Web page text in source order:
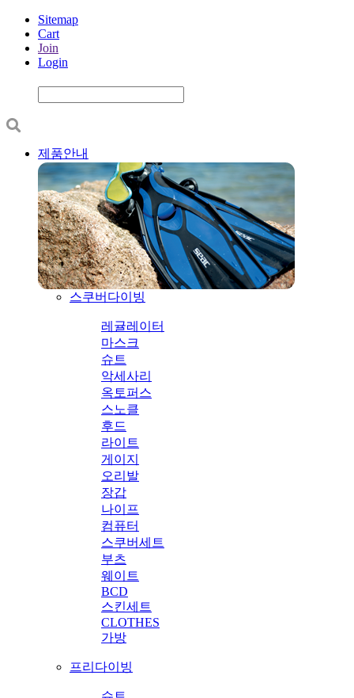
Sitemap
Cart
Join
Login
제품안내
스쿠버다이빙
레귤레이터
마스크
슈트
악세사리
옥토퍼스
스노클
후드
라이트
게이지
오리발
장갑
나이프
컴퓨터
스쿠버세트
부츠
웨이트
BCD
스킨세트
CLOTHES
가방
프리다이빙